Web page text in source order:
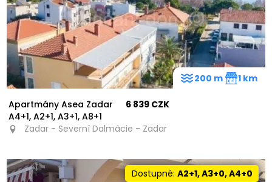
Apartmány Asea Zadar
A4+1, A2+1, A3+1, A8+1
6 839 CZK
Zadar - Severní Dalmácie - Zadar
200 m 1 km
Dostupné:A2+1, A3+0, A4+0